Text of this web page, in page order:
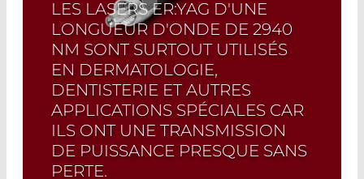
LES LASERS ER:YAG D'UNE
LONGUEUR D'ONDE DE 2940
NM SONT SURTOUT UTILISÉS
EN DERMATOLOGIE,
DENTISTERIE ET AUTRES
APPLICATIONS SPÉCIALES CAR
ILS ONT UNE TRANSMISSION
DE PUISSANCE PRESQUE SANS
PERTE.